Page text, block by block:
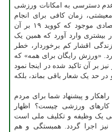
دسترسی به امکانات ورزشی
معیشتی، زمان کافی برای انجام
کارهای ورزشی ندارند. بحران اقتصادی موجود که کووید ۱۹ بر آن
بیشتری وارد آورد که همین یک
اقشار کم برخوردار، خطر
«ورزش رایگان برای همه» که
بر آن تاکید شده در اینجا نمود
در حد یک شعار باقی بماند، بلکه
و پیشنهاد شما برای مردم
کارهای ورزشی چیست؟ اظهار
یک وظیفه و تکلیف ملی است
اجرا گردد. همبستگی و هم